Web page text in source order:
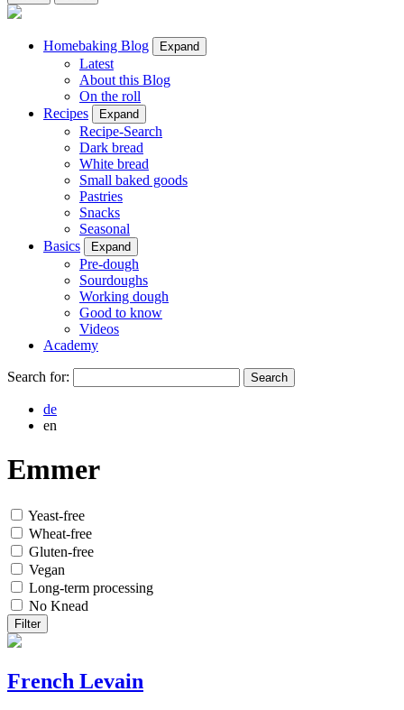
Homebaking Blog Expand
Latest
About this Blog
On the roll
Recipes
Expand
Recipe-Search
Dark bread
White bread
Small baked goods
Pastries
Snacks
Seasonal
Basics
Expand
Pre-dough
Sourdoughs
Working dough
Good to know
Videos
Academy
Search for:
de
en
Emmer
Yeast-free
Wheat-free
Gluten-free
Vegan
Long-term processing
No Knead
Filter
French Levain